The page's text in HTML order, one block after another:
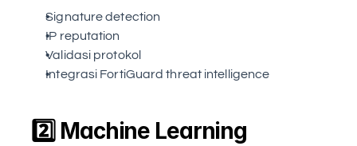
Signature detection
IP reputation
Validasi protokol
Integrasi FortiGuard threat intelligence
2️⃣ Machine Learning